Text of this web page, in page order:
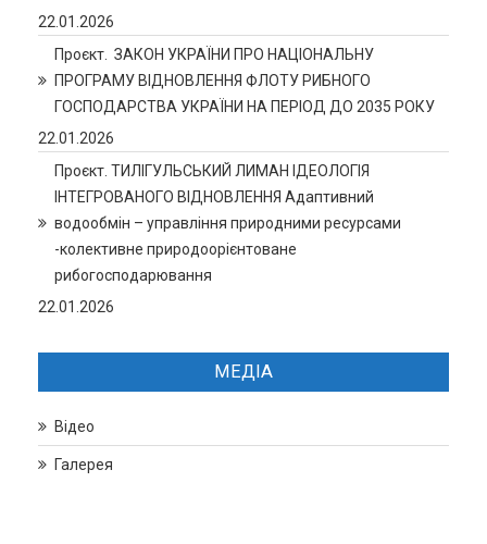
22.01.2026
Проєкт. ЗАКОН УКРАЇНИ ПРО НАЦІОНАЛЬНУ
ПРОГРАМУ ВІДНОВЛЕННЯ ФЛОТУ РИБНОГО
ГОСПОДАРСТВА УКРАЇНИ НА ПЕРІОД ДО 2035 РОКУ
22.01.2026
Проєкт. ТИЛІГУЛЬСЬКИЙ ЛИМАН ІДЕОЛОГІЯ
ІНТЕГРОВАНОГО ВІДНОВЛЕННЯ Адаптивний
водообмін – управління природними ресурсами
-колективне природоорієнтоване
рибогосподарювання
22.01.2026
МЕДІА
Відео
Галерея